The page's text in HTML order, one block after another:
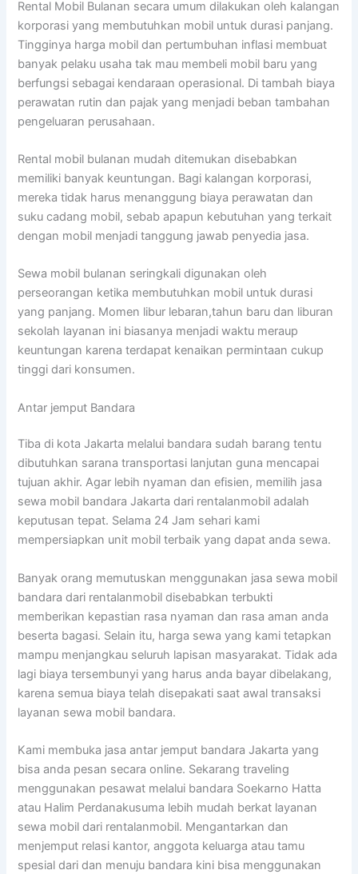
Rental Mobil Bulanan secara umum dilakukan oleh kalangan
korporasi yang membutuhkan mobil untuk durasi panjang.
Tingginya harga mobil dan pertumbuhan inflasi membuat
banyak pelaku usaha tak mau membeli mobil baru yang
berfungsi sebagai kendaraan operasional. Di tambah biaya
perawatan rutin dan pajak yang menjadi beban tambahan
pengeluaran perusahaan.
Rental mobil bulanan mudah ditemukan disebabkan
memiliki banyak keuntungan. Bagi kalangan korporasi,
mereka tidak harus menanggung biaya perawatan dan
suku cadang mobil, sebab apapun kebutuhan yang terkait
dengan mobil menjadi tanggung jawab penyedia jasa.
Sewa mobil bulanan seringkali digunakan oleh
perseorangan ketika membutuhkan mobil untuk durasi
yang panjang. Momen libur lebaran,tahun baru dan liburan
sekolah layanan ini biasanya menjadi waktu meraup
keuntungan karena terdapat kenaikan permintaan cukup
tinggi dari konsumen.
Antar jemput Bandara
Tiba di kota Jakarta melalui bandara sudah barang tentu
dibutuhkan sarana transportasi lanjutan guna mencapai
tujuan akhir. Agar lebih nyaman dan efisien, memilih jasa
sewa mobil bandara Jakarta dari rentalanmobil adalah
keputusan tepat. Selama 24 Jam sehari kami
mempersiapkan unit mobil terbaik yang dapat anda sewa.
Banyak orang memutuskan menggunakan jasa sewa mobil
bandara dari rentalanmobil disebabkan terbukti
memberikan kepastian rasa nyaman dan rasa aman anda
beserta bagasi. Selain itu, harga sewa yang kami tetapkan
mampu menjangkau seluruh lapisan masyarakat. Tidak ada
lagi biaya tersembunyi yang harus anda bayar dibelakang,
karena semua biaya telah disepakati saat awal transaksi
layanan sewa mobil bandara.
Kami membuka jasa antar jemput bandara Jakarta yang
bisa anda pesan secara online. Sekarang traveling
menggunakan pesawat melalui bandara Soekarno Hatta
atau Halim Perdanakusuma lebih mudah berkat layanan
sewa mobil dari rentalanmobil. Mengantarkan dan
menjemput relasi kantor, anggota keluarga atau tamu
spesial dari dan menuju bandara kini bisa menggunakan